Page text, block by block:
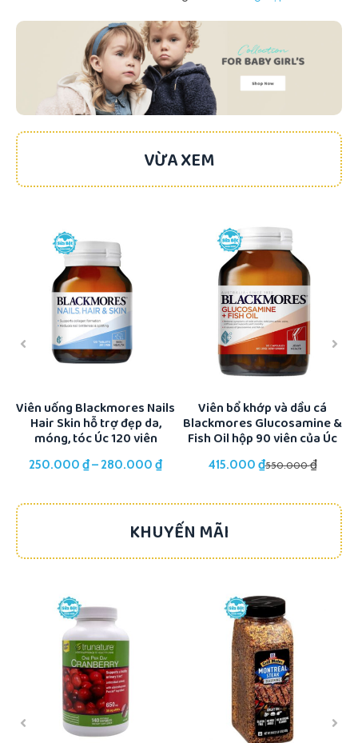
VỪA XEM
Viên uống Blackmores Nails
Hair Skin hỗ trợ đẹp da,
móng, tóc Úc 120 viên
250.000 ₫– 280.000 ₫
Viên bổ khớp và dầu cá
Blackmores Glucosamine &
Fish Oil hộp 90 viên của Úc
550.000₫
415.000 ₫
KHUYẾN MÃI